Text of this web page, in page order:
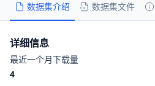
数据集介绍 数据集文件
详细信息
最近一个月下载量
4